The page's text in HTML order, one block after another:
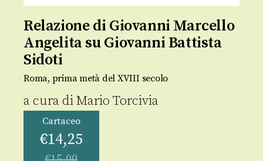
Relazione di Giovanni Marcello
Angelita su Giovanni Battista
Sidoti
Roma, prima metà del XVIII secolo
a cura diMario Torcivia
Cartaceo
€14,25